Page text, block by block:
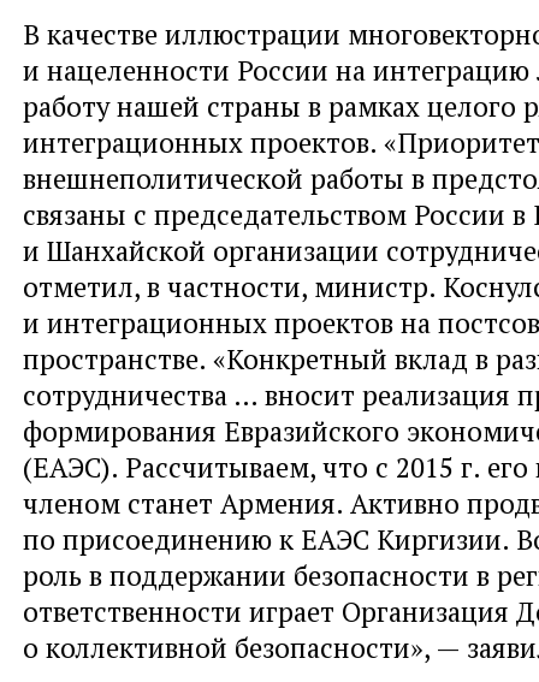
В качестве иллюстрации
и нацеленности России на
работу нашей страны в рамках целого
интеграционных проектов.
внешнеполитической работы в
связаны с председательством России
и Шанхайской организации
отметил, в частности, министр.
и интеграционных проектов на
пространстве. «Конкретный вклад в
сотрудничества … вносит реализация
формирования Евразийского
(ЕАЭС). Рассчитываем, что с 2015 г.
членом станет Армения. Активно
по присоединению к ЕАЭС Киргизии.
роль в поддержании безопасности в
ответственности играет Организация
о коллективной безопасности», —